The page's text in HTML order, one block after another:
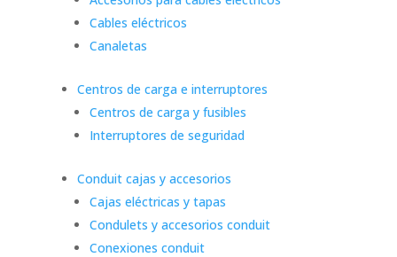
Cables eléctricos
Canaletas
Centros de carga e interruptores
Centros de carga y fusibles
Interruptores de seguridad
Conduit cajas y accesorios
Cajas eléctricas y tapas
Condulets y accesorios conduit
Conexiones conduit